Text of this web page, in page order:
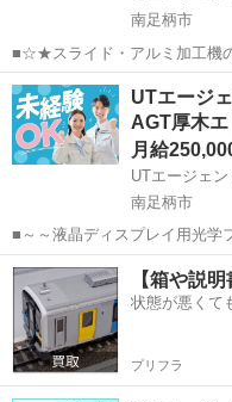
南足柄市
■☆★スライド・アルミ加工機
用機械の部品を加工していただくお仕事です ス
の加工機オペレーターとして
生産準備などの業務をお任せ...
神奈川 南足柄市
UTエージ
AGT厚木
月給
南足柄市
■～～液晶ディスプレイ用光学
～ 製造ラインでの機械操作と検査業務をお任せいたします！ 未経験の
方も安心して働ける教育体制があります！ ◎クリ
になります 詳細について...
神奈川 南足柄市 工場
【箱や説
状態が悪くて
プリフラ